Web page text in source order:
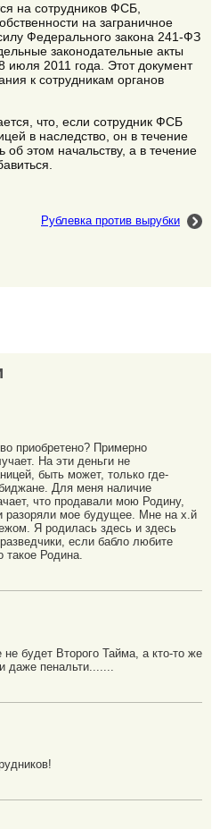
на сотрудников ФСБ,
на заграничное
Федерального закона 241-ФЗ
законодательные акты
июля 2011 года. Этот документ
к сотрудникам органов
что, если сотрудник ФСБ
в наследство, он в течение
об этом начальству, а в течение
Рублевка против вырубки
приобретено? Примерно
На эти деньги не
быть может, только где-
Для меня наличие
что продавали мою Родину,
разоряли мое будущее. Мне на х.й
Я родилась здесь и здесь
если бабло любите
такое Родина.
не будет Второго Тайма, а кто-то же
даже пенальти.......